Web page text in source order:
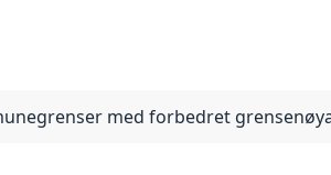
med forbedret